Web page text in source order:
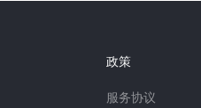
政策
服务协议